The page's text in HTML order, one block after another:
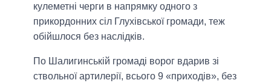
кулеметні черги в напрямку одного з
прикордонних сіл Глухівської громади, теж
обійшлося без наслідків.
По Шалигинській громаді ворог вдарив зі
ствольної артилерії, всього 9 «приходів», без